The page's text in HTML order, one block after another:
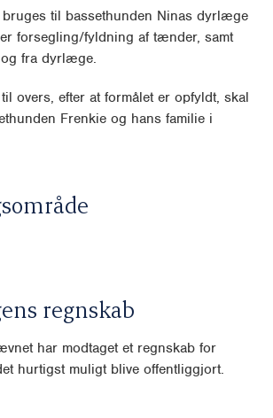
til bassethunden Ninas dyrlæge
forsegling/fyldning af tænder, samt
fra dyrlæge.
overs, efter at formålet er opfyldt, skal
Frenkie og hans familie i
regnskab
har modtaget et regnskab for
hurtigst muligt blive offentliggjort.